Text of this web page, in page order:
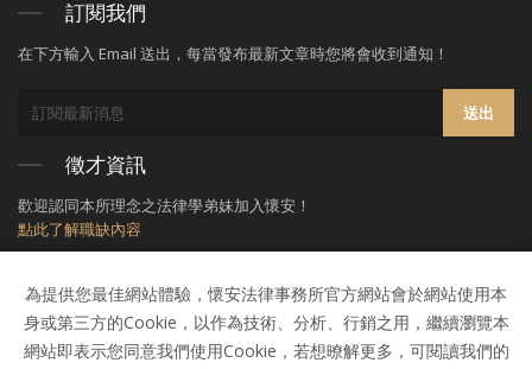
訂閱我們
在下方輸入 Email 送出，每當發布最新文章時您將會收到通知！
送出
徵才資訊
歡迎認同本所理念之法律學弟妹加入懷安！
點此了解職缺內容
為提供您最佳網站體驗，懷安法律事務所官方網站會於網站使用本
身或第三方的Cookie，以作為技術、分析、行銷之用，繼續瀏覽本
網站即表示您同意我們使用Cookie，若想暸解更多，可閱讀我們的